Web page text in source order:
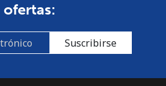
ofertas:
Suscribirse